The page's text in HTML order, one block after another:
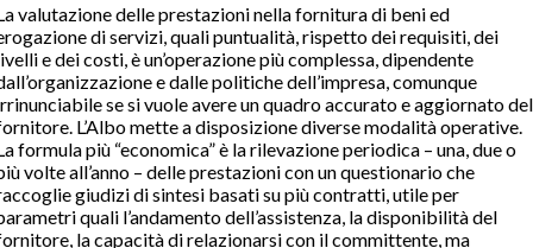
valutazione delle prestazioni nella fornitura di beni ed
di servizi, quali puntualità, rispetto dei requisiti, dei
e dei costi, è un’operazione più complessa, dipendente
e dalle politiche dell’impresa, comunque
se si vuole avere un quadro accurato e aggiornato del
L’Albo mette a disposizione diverse modalità operative.
formula più “economica” è la rilevazione periodica – una, due o
volte all’anno – delle prestazioni con un questionario che
giudizi di sintesi basati su più contratti, utile per
quali l’andamento dell’assistenza, la disponibilità del
la capacità di relazionarsi con il committente, ma